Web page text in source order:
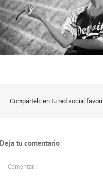
Compártelo en tu red social
Deja tu comentario